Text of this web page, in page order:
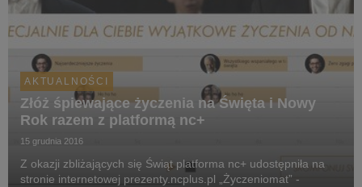
AKTUALNOŚCI
Złóż śpiewające życzenia na Święta i Nowy
Rok razem z platformą nc+
15 grudnia 2016
Z okazji zbliżających się Świąt platforma nc+ udostępniła na
stronie internetowej prezenty.ncplus.pl „Życzeniomat” -